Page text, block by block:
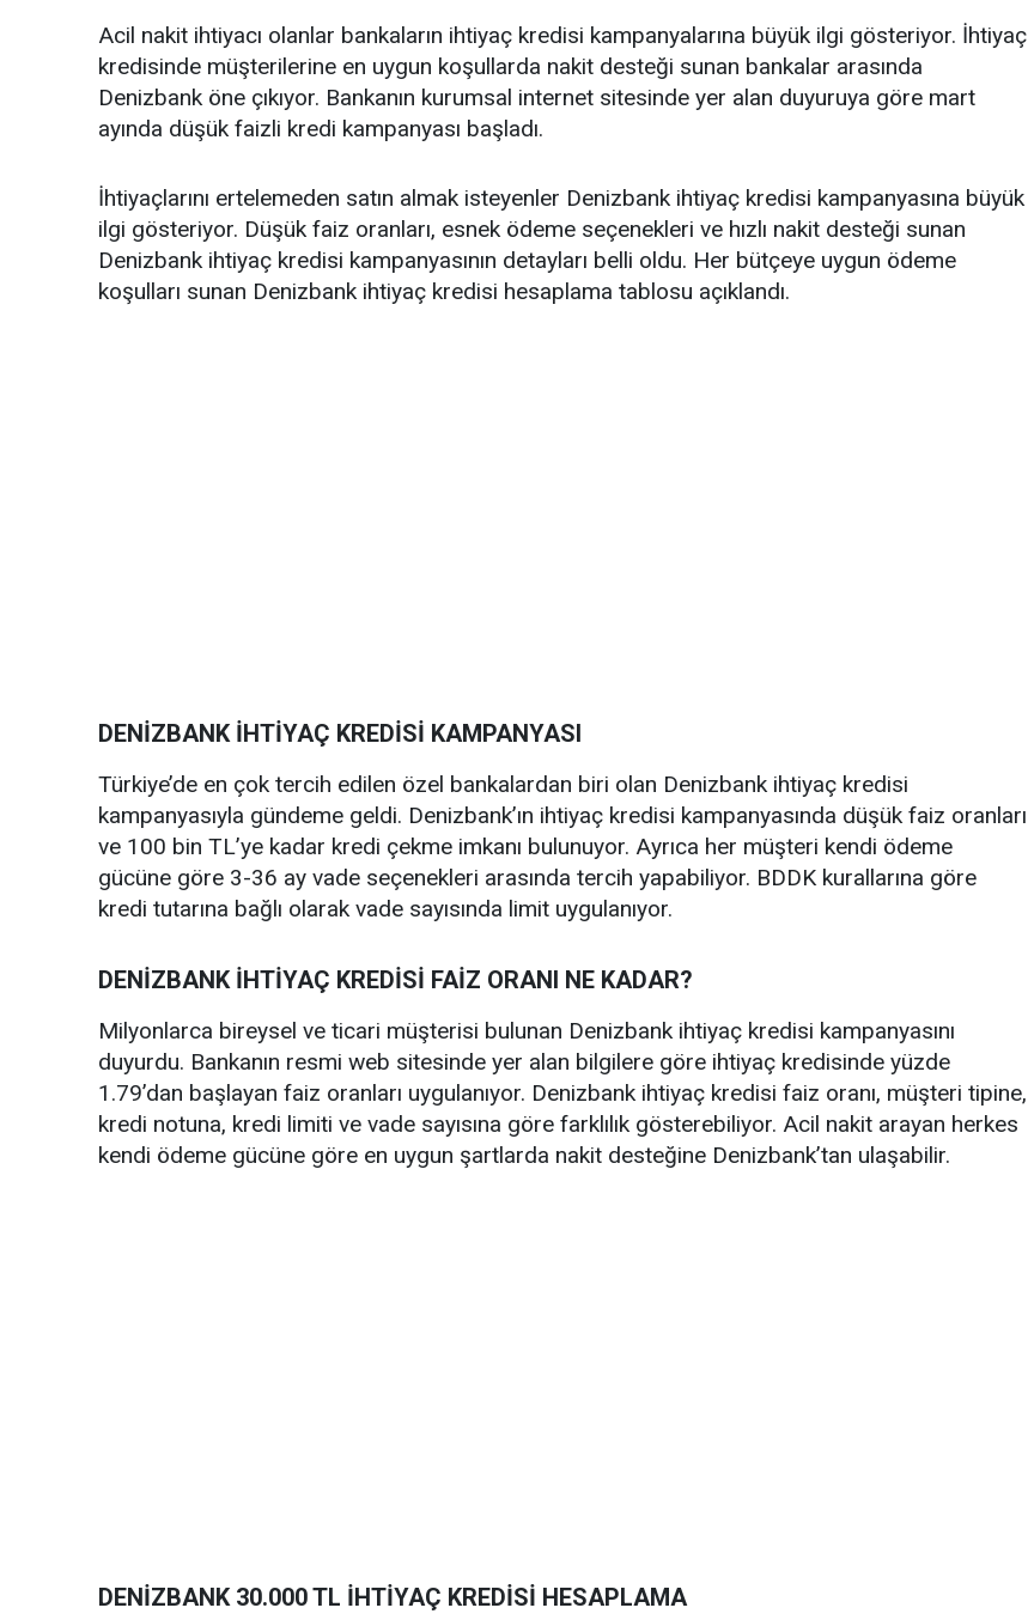
Acil nakit ihtiyacı olanlar bankaların ihtiyaç kredisi kampanyalarına büyük ilgi gösteriyor. İhtiyaç
kredisinde müşterilerine en uygun koşullarda nakit desteği sunan bankalar arasında
Denizbank öne çıkıyor. Bankanın kurumsal internet sitesinde yer alan duyuruya göre mart
ayında düşük faizli kredi kampanyası başladı.
İhtiyaçlarını ertelemeden satın almak isteyenler Denizbank ihtiyaç kredisi kampanyasına büyük
ilgi gösteriyor. Düşük faiz oranları, esnek ödeme seçenekleri ve hızlı nakit desteği sunan
Denizbank ihtiyaç kredisi kampanyasının detayları belli oldu. Her bütçeye uygun ödeme
koşulları sunan Denizbank ihtiyaç kredisi hesaplama tablosu açıklandı.
DENİZBANK İHTİYAÇ KREDİSİ KAMPANYASI
Türkiye’de en çok tercih edilen özel bankalardan biri olan Denizbank ihtiyaç kredisi
kampanyasıyla gündeme geldi. Denizbank’ın ihtiyaç kredisi kampanyasında düşük faiz oranları
ve 100 bin TL’ye kadar kredi çekme imkanı bulunuyor. Ayrıca her müşteri kendi ödeme
gücüne göre 3-36 ay vade seçenekleri arasında tercih yapabiliyor. BDDK kurallarına göre
kredi tutarına bağlı olarak vade sayısında limit uygulanıyor.
DENİZBANK İHTİYAÇ KREDİSİ FAİZ ORANI NE KADAR?
Milyonlarca bireysel ve ticari müşterisi bulunan Denizbank ihtiyaç kredisi kampanyasını
duyurdu. Bankanın resmi web sitesinde yer alan bilgilere göre ihtiyaç kredisinde yüzde
1.79’dan başlayan faiz oranları uygulanıyor. Denizbank ihtiyaç kredisi faiz oranı, müşteri tipine,
kredi notuna, kredi limiti ve vade sayısına göre farklılık gösterebiliyor. Acil nakit arayan herkes
kendi ödeme gücüne göre en uygun şartlarda nakit desteğine Denizbank’tan ulaşabilir.
DENİZBANK 30.000 TL İHTİYAÇ KREDİSİ HESAPLAMA